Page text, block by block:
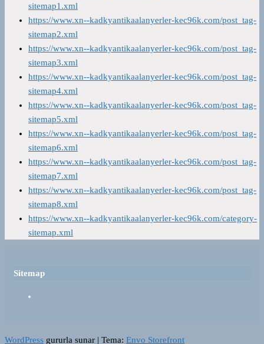
sitemap1.xml
https://www.xn--kadkyantikaalanyerler-kec96k.com/post_tag-
sitemap2.xml
https://www.xn--kadkyantikaalanyerler-kec96k.com/post_tag-
sitemap3.xml
https://www.xn--kadkyantikaalanyerler-kec96k.com/post_tag-
sitemap4.xml
https://www.xn--kadkyantikaalanyerler-kec96k.com/post_tag-
sitemap5.xml
https://www.xn--kadkyantikaalanyerler-kec96k.com/post_tag-
sitemap6.xml
https://www.xn--kadkyantikaalanyerler-kec96k.com/post_tag-
sitemap7.xml
https://www.xn--kadkyantikaalanyerler-kec96k.com/post_tag-
sitemap8.xml
https://www.xn--kadkyantikaalanyerler-kec96k.com/category-
sitemap.xml
Sitemap
WordPress gururla sunar | Tema: Envo Storefront